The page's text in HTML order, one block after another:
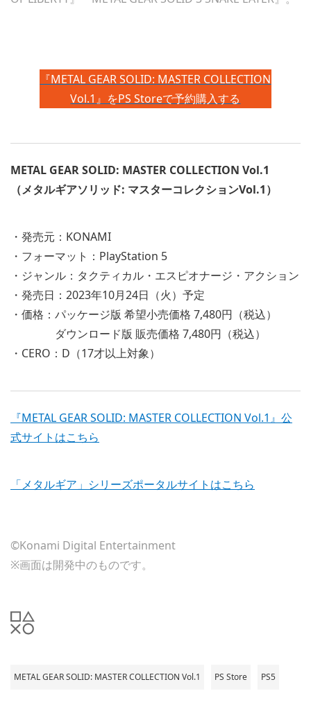
『METAL GEAR SOLID: MASTER COLLECTION
Vol.1』をPS Storeで予約購入する
METAL GEAR SOLID: MASTER COLLECTION Vol.1
（メタルギアソリッド: マスターコレクションVol.1）
・発売元：KONAMI
・フォーマット：PlayStation 5
・ジャンル：タクティカル・エスピオナージ・アクション
・発売日：2023年10月24日（火）予定
・価格：パッケージ版 希望小売価格 7,480円（税込）
ダウンロード版 販売価格 7,480円（税込）
・CERO：D（17才以上対象）
『METAL GEAR SOLID: MASTER COLLECTION Vol.1』公
式サイトはこちら
「メタルギア」シリーズポータルサイトはこちら
©Konami Digital Entertainment
※画面は開発中のものです。
METAL GEAR SOLID: MASTER COLLECTION Vol.1 PS Store PS5